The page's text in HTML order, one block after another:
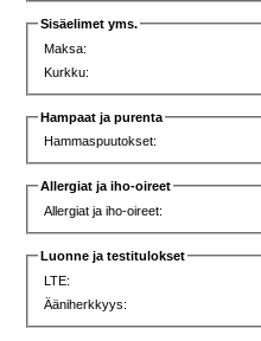
Sisäelimet yms.
Maksa:
Kurkku:
Hampaat ja purenta
Hammaspuutokset:
Allergiat ja iho-oireet
Allergiat ja iho-oireet:
Luonne ja testitulokset
LTE:
Ääniherkkyys: